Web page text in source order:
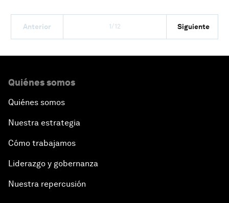
Anterior 1/12 Siguiente
Quiénes somos
Quiénes somos
Nuestra estrategia
Cómo trabajamos
Liderazgo y gobernanza
Nuestra repercusión